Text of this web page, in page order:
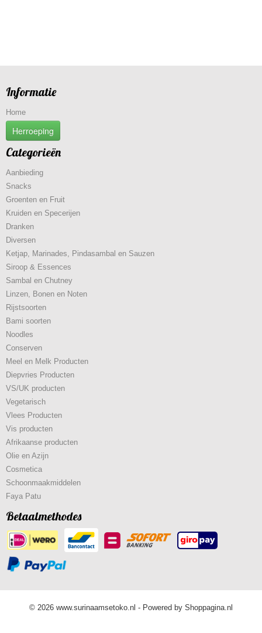
Informatie
Home
Herroeping
Categorieën
Aanbieding
Snacks
Groenten en Fruit
Kruiden en Specerijen
Dranken
Diversen
Ketjap, Marinades, Pindasambal en Sauzen
Siroop & Essences
Sambal en Chutney
Linzen, Bonen en Noten
Rijstsoorten
Bami soorten
Noodles
Conserven
Meel en Melk Producten
Diepvries Producten
VS/UK producten
Vegetarisch
Vlees Producten
Vis producten
Afrikaanse producten
Olie en Azijn
Cosmetica
Schoonmaakmiddelen
Faya Patu
Betaalmethodes
© 2026 www.surinaamsetoko.nl - Powered by Shoppagina.nl